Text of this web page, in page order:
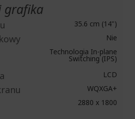
grafika
35.6 cm (14")
Nie
Technologia In-plane
Switching (IPS)
LCD
WQXGA+
2880 x 1800